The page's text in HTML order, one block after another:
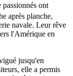
passionnés ont
après planche,
navale. Leur rêve
l'Amérique en
jusqu'en
elle a permis